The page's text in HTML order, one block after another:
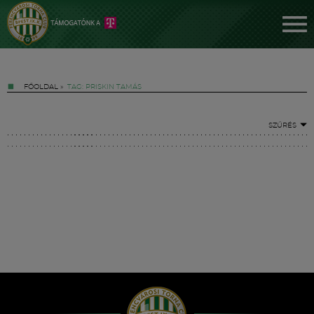
FŐOLDAL » TAG: PRISKIN TAMÁS
SZŰRÉS
Hírek